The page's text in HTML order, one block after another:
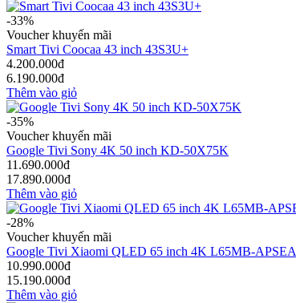
-33%
Voucher khuyến mãi
Smart Tivi Coocaa 43 inch 43S3U+
4.200.000đ
6.190.000đ
Thêm vào giỏ
-35%
Voucher khuyến mãi
Google Tivi Sony 4K 50 inch KD-50X75K
11.690.000đ
17.890.000đ
Thêm vào giỏ
-28%
Voucher khuyến mãi
Google Tivi Xiaomi QLED 65 inch 4K L65MB-APSEA
10.990.000đ
15.190.000đ
Thêm vào giỏ